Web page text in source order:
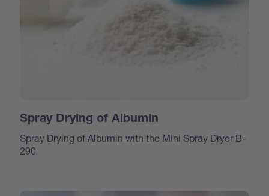
Spray Drying of Albumin
Spray Drying of Albumin with the Mini Spray Dryer B-
290